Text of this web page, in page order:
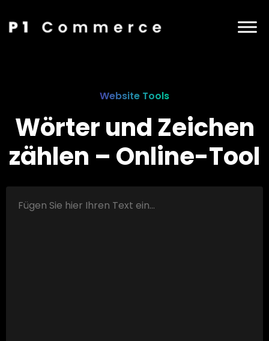
Website Tools
Wörter und Zeichen
zählen – Online-Tool